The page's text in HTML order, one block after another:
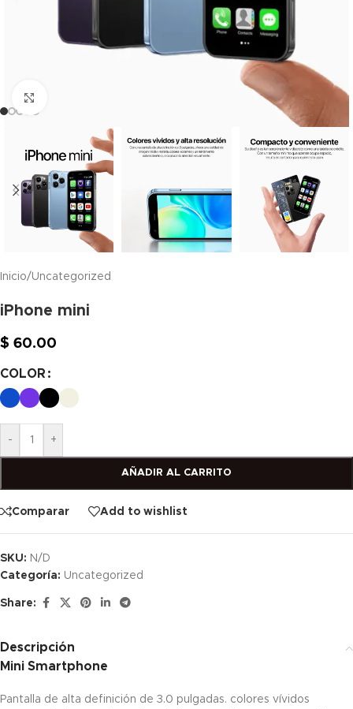
Inicio/Uncategorized
iPhone mini
$ 60.00
COLOR
- +
AÑADIR AL CARRITO
Comparar Add to wishlist
SKU: N/D
Categoría: Uncategorized
Share:
Descripción
Mini Smartphone
Pantalla de alta definición de 3.0 pulgadas. colores vívidos